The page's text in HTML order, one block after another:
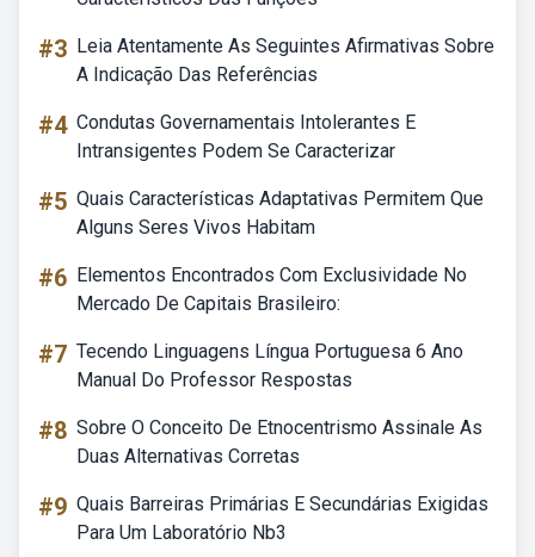
#3 Leia Atentamente As Seguintes Afirmativas Sobre
A Indicação Das Referências
#4 Condutas Governamentais Intolerantes E
Intransigentes Podem Se Caracterizar
#5 Quais Características Adaptativas Permitem Que
Alguns Seres Vivos Habitam
#6 Elementos Encontrados Com Exclusividade No
Mercado De Capitais Brasileiro:
#7 Tecendo Linguagens Língua Portuguesa 6 Ano
Manual Do Professor Respostas
#8 Sobre O Conceito De Etnocentrismo Assinale As
Duas Alternativas Corretas
#9 Quais Barreiras Primárias E Secundárias Exigidas
Para Um Laboratório Nb3